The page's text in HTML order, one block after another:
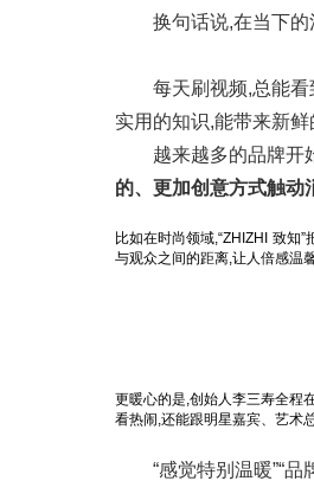
换句话说,在当下的
每天刷视频,总能
实用的知识,能带来新
越来越多的品牌开
的、更加创意方式触动
比如在时尚领域,“ZHIZHI 致知
与观众之间的距离,让人倍感温
更暖心的是,创始人李三寿全程
看热闹,还能跟明星嘉宾、艺术
“感觉特别温暖”“